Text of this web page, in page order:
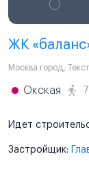
ЖК
Москва город,
Окская
Идет
Застройщик: